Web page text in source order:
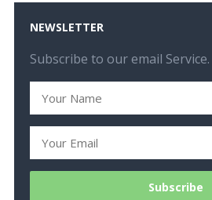
NEWSLETTER
Subscribe to our email Service.